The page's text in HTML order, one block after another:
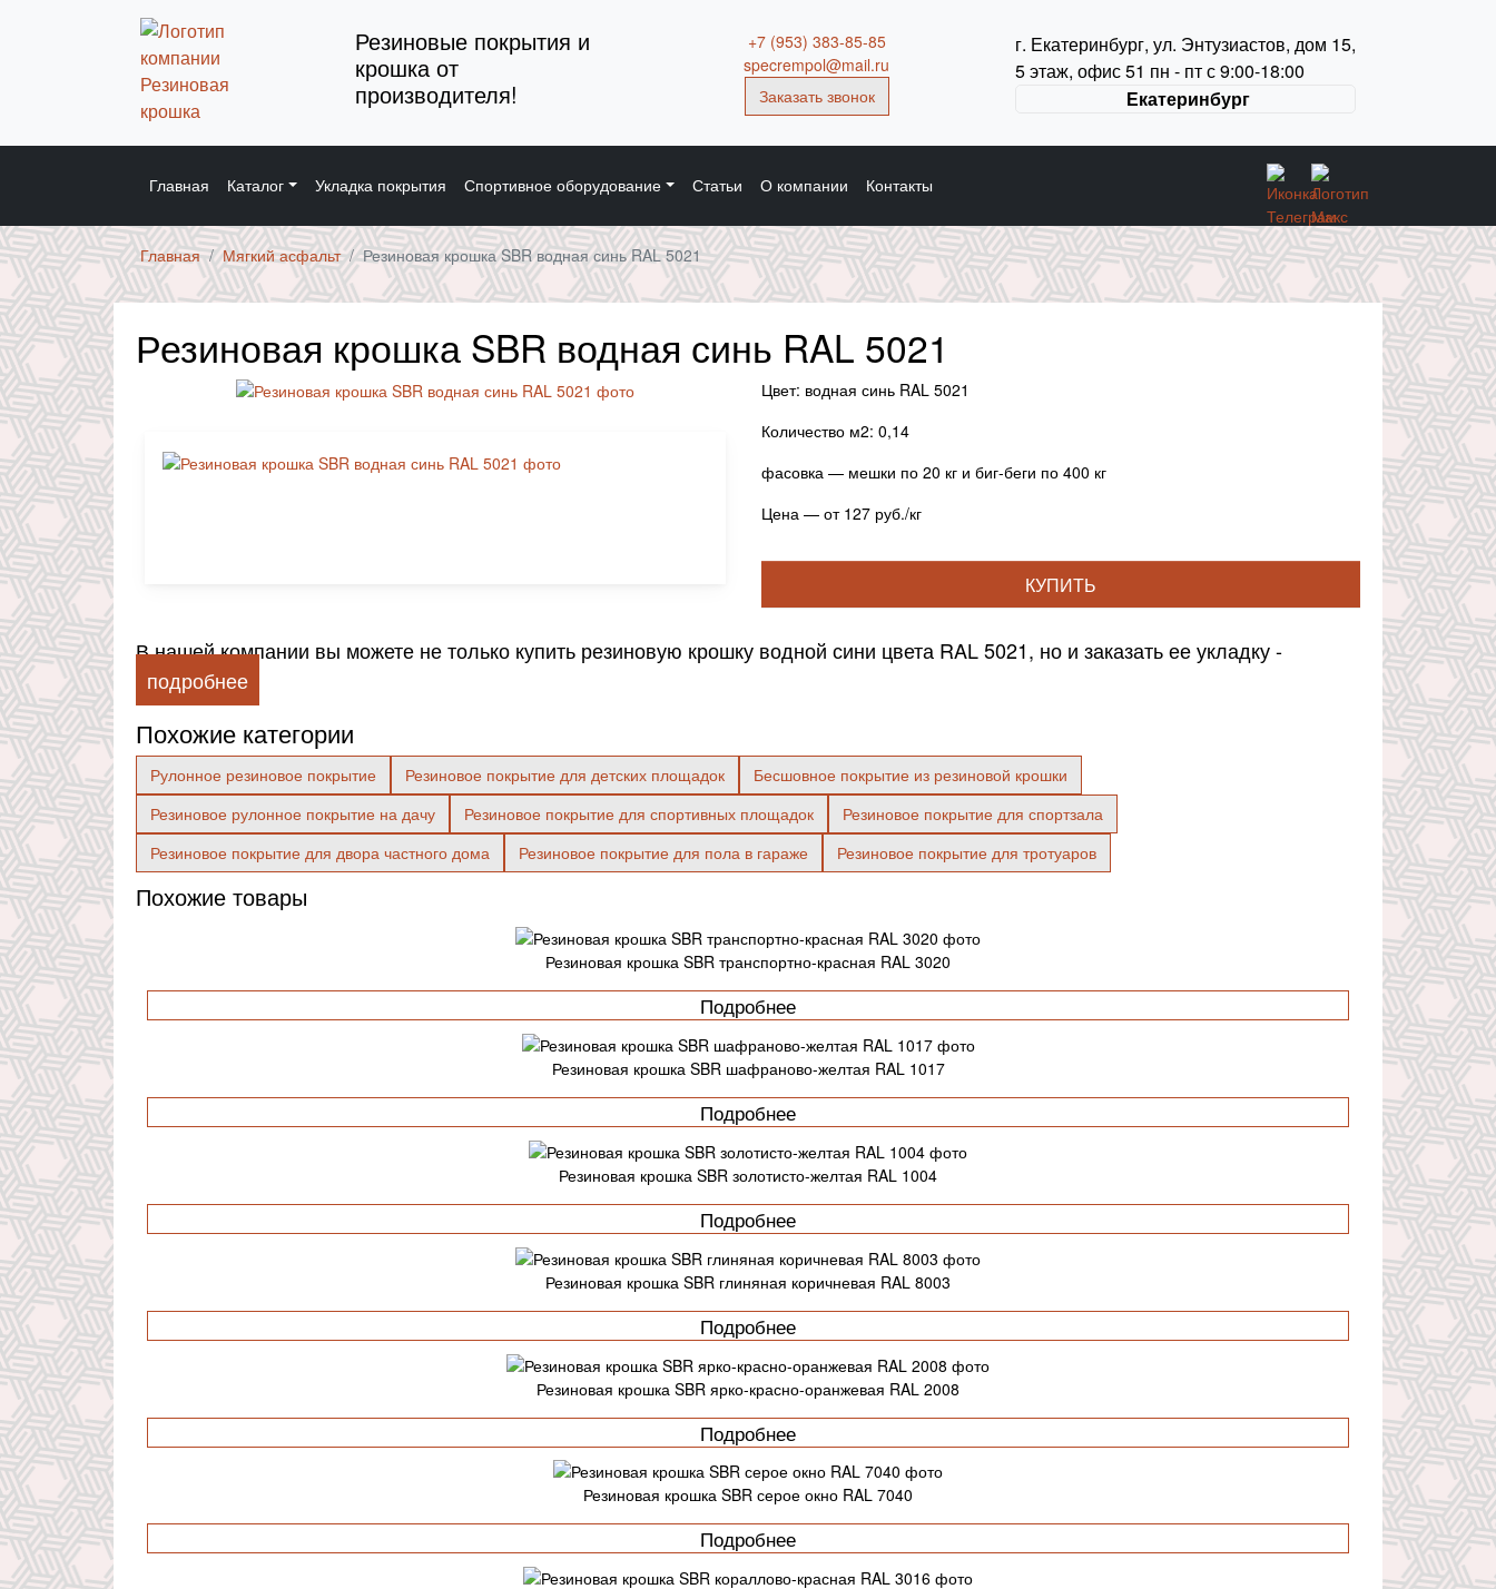
Главная Мягкий асфальт Резиновая крошка SBR водная синь RAL 5021
Резиновая крошка SBR водная синь RAL 5021
Цвет: водная синь RAL 5021
Количество м2: 0,14
фасовка — мешки по 20 кг и биг-беги по 400 кг
Цена — от 127 руб./кг
КУПИТЬ
В нашей компании вы можете не только купить резиновую крошку водной сини цвета RAL 5021, но и заказать ее укладку -
подробнее
Похожие категории
Рулонное резиновое покрытие Резиновое покрытие для детских площадок
Бесшовное покрытие из резиновой крошки
Резиновое рулонное покрытие на дачу
Резиновое покрытие для спортивных площадок
Резиновое покрытие для спортзала
Резиновое покрытие для двора частного дома
Резиновое покрытие для пола в гараже Резиновое покрытие для тротуаров
Похожие товары
Резиновая крошка SBR транспортно-красная RAL 3020
Подробнее
Резиновая крошка SBR шафраново-желтая RAL 1017
Подробнее
Резиновая крошка SBR золотисто-желтая RAL 1004
Подробнее
Резиновая крошка SBR глиняная коричневая RAL 8003
Подробнее
Резиновая крошка SBR ярко-красно-оранжевая RAL 2008
Подробнее
Резиновая крошка SBR серое окно RAL 7040
Подробнее
Резиновые покрытия и
крошка от
производителя!
+7 (953) 383-85-85
specrempol@mail.ru
Заказать звонок
г. Екатеринбург, ул. Энтузиастов, дом 15,
5 этаж, офис 51 пн - пт с 9:00-18:00
Екатеринбург
Главная Каталог Укладка покрытия Спортивное оборудование Статьи О компании Контакты